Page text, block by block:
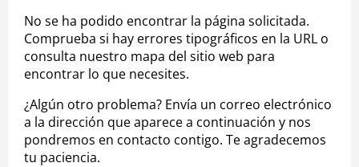
No se ha podido encontrar la página solicitada.
Comprueba si hay errores tipográficos en la URL o
consulta nuestro mapa del sitio web para
encontrar lo que necesites.
¿Algún otro problema? Envía un correo electrónico
a la dirección que aparece a continuación y nos
pondremos en contacto contigo. Te agradecemos
tu paciencia.